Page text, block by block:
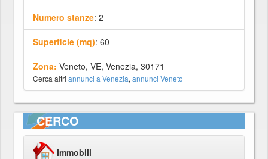
Numero stanze: 2
Superficie (mq): 60
Zona: Veneto, VE, Venezia, 30171
Cerca altri annunci a Venezia, annunci Veneto
CERCO
Immobili